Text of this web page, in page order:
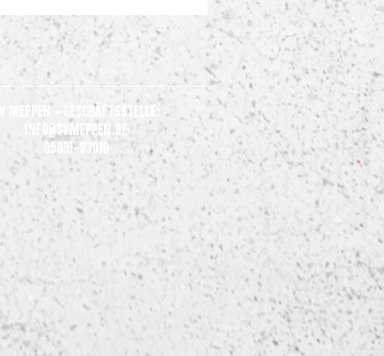
Gemeinsames Statement der Clubs
der 3. Liga
SV Meppen - Geschäftsstelle:
Info@svmeppen.de
05931-93010